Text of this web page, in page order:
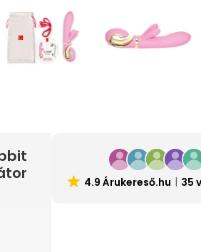
4.9 Árukereső.hu 35